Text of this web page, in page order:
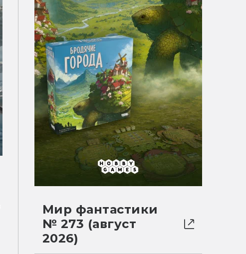
Мир фантастики
№ 273 (август
2026)